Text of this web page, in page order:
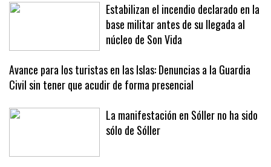
Estabilizan el incendio declarado en la
base militar antes de su llegada al
núcleo de Son Vida
Avance para los turistas en las Islas: Denuncias a la Guardia
Civil sin tener que acudir de forma presencial
La manifestación en Sóller no ha sido
sólo de Sóller